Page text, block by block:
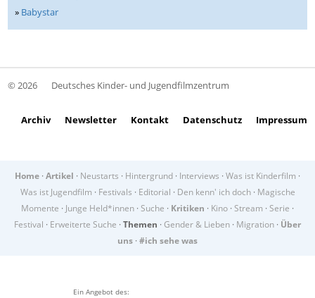
» Babystar
© 2026 Deutsches Kinder- und Jugendfilmzentrum
Archiv Newsletter Kontakt Datenschutz Impressum
Home · Artikel · Neustarts · Hintergrund · Interviews · Was ist Kinderfilm ·
Was ist Jugendfilm · Festivals · Editorial · Den kenn' ich doch· Magische
Momente · Junge Held*innen · Suche · Kritiken · Kino · Stream · Serie ·
Festival · Erweiterte Suche · Themen · Gender & Lieben · Migration · Über
uns · #ich sehe was
Ein Angebot des: